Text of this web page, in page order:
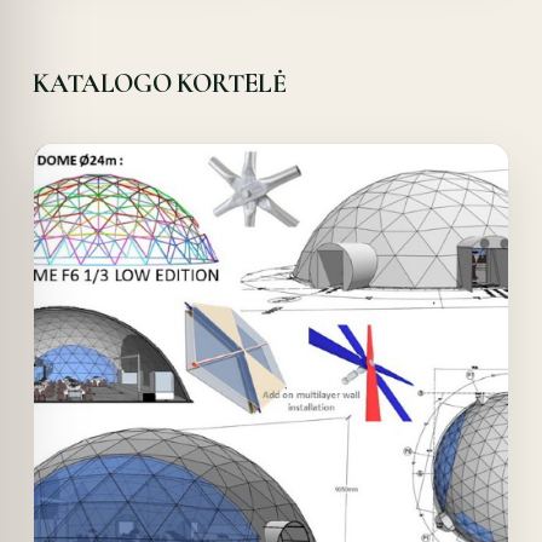
KATALOGO KORTELĖ
Details
Offer!
Quick View